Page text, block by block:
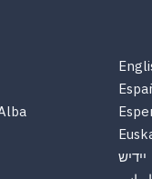
יידיש